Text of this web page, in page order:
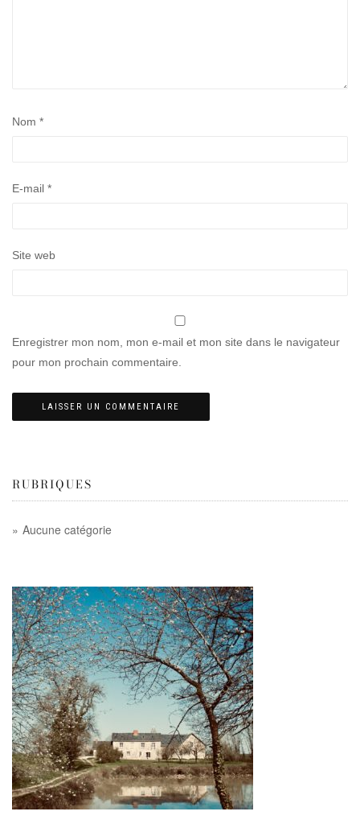
Nom *
E-mail *
Site web
Enregistrer mon nom, mon e-mail et mon site dans le navigateur
pour mon prochain commentaire.
RUBRIQUES
Aucune catégorie